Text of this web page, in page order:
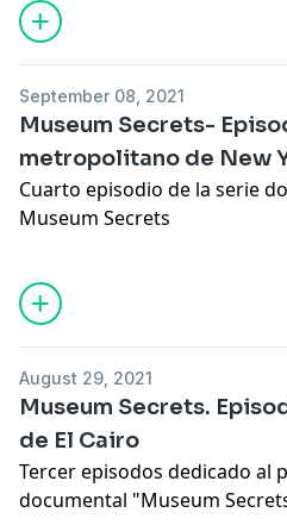
September 08, 2021
Museum Secrets-
metropolitano de New
Cuarto episodio de la serie
Museum Secrets
August 29, 2021
Museum Secrets.
de El Cairo
Tercer episodos dedicado al
documental "Museum